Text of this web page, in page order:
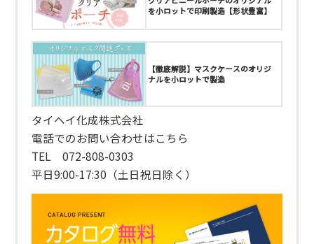
を小ロットで印刷製造【形状豊富】
【徹底解説】マスクケースのオリジ
ナルを小ロットで製造
タイヘイ化成株式会社
電話でのお問い合わせはこちら
TEL 072-808-0303
平日9:00-17:30（土日祝日除く）